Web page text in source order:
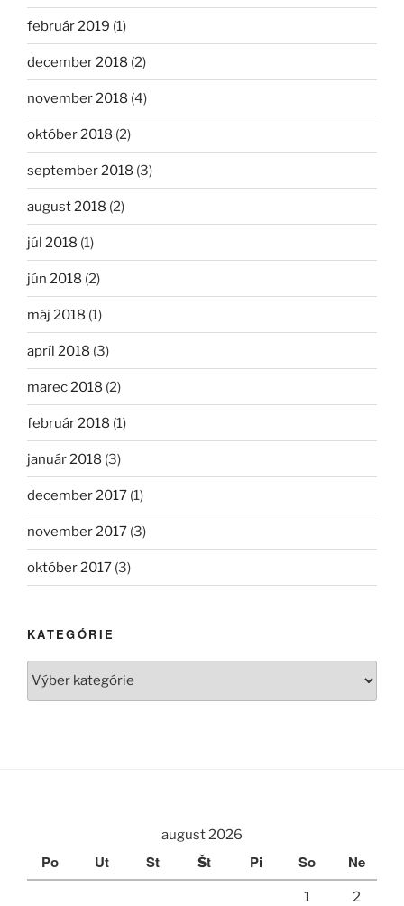
február 2019 (1)
december 2018 (2)
november 2018 (4)
október 2018 (2)
september 2018 (3)
august 2018 (2)
júl 2018 (1)
jún 2018 (2)
máj 2018 (1)
apríl 2018 (3)
marec 2018 (2)
február 2018 (1)
január 2018 (3)
december 2017 (1)
november 2017 (3)
október 2017 (3)
KATEGÓRIE
Kategórie
august 2026
Po Ut St Št Pi So Ne
1 2